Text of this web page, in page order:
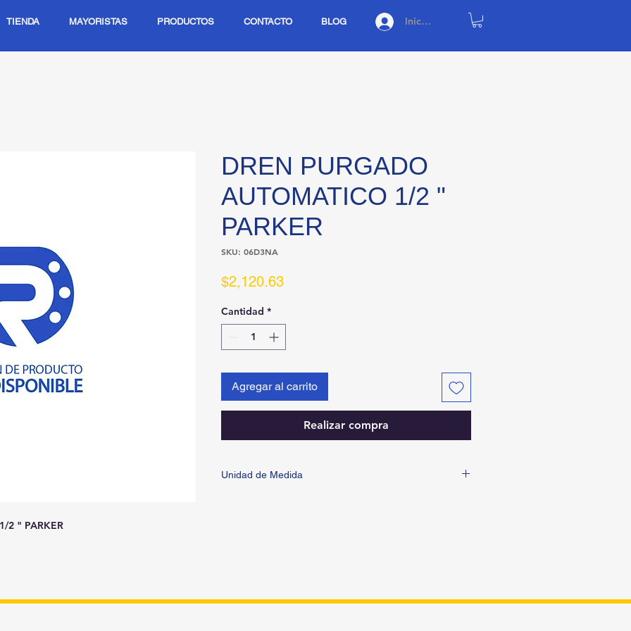
TIENDA MAYORISTAS PRODUCTOS CONTACTO BLOG Iniciar sesión
2 " PARKER
DREN PURGADO
AUTOMATICO 1/2 "
PARKER
SKU: 06D3NA
$2,120.63Precio
Cantidad *
Agregar al carrito
Realizar compra
Unidad de Medida